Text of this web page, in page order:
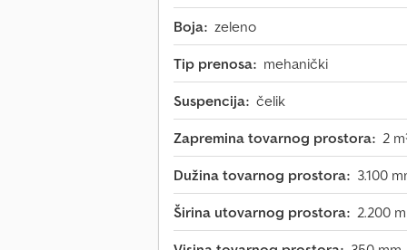
Boja: zeleno
Tip prenosa: mehanički
Suspencija: čelik
Zapremina tovarnog prostora: 2
Dužina tovarnog prostora: 3.100
Širina utovarnog prostora: 2.200